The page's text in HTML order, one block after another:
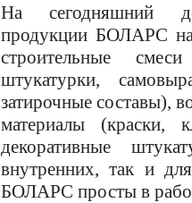
На сегодняшний
продукции БОЛАРС
строительные
штукатурки,
затирочные составы),
материалы (краски,
декоративные
внутренних, так и
БОЛАРС просты в